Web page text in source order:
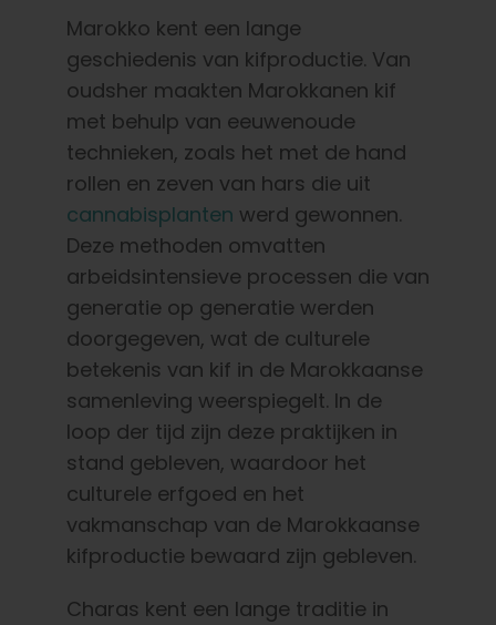
Marokko kent een lange
geschiedenis van kifproductie. Van
oudsher maakten Marokkanen kif
met behulp van eeuwenoude
technieken, zoals het met de hand
rollen en zeven van hars die uit
cannabisplanten werd gewonnen.
Deze methoden omvatten
arbeidsintensieve processen die van
generatie op generatie werden
doorgegeven, wat de culturele
betekenis van kif in de Marokkaanse
samenleving weerspiegelt. In de
loop der tijd zijn deze praktijken in
stand gebleven, waardoor het
culturele erfgoed en het
vakmanschap van de Marokkaanse
kifproductie bewaard zijn gebleven.
Charas kent een lange traditie in